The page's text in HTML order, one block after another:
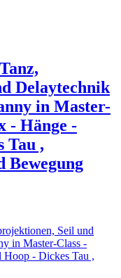
Delaytechnik
in Master-
- Hänge -
Tau ,
Bewegung